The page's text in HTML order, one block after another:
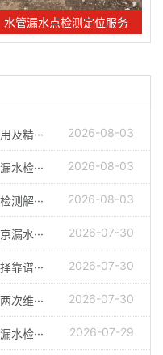
水管漏水点检测定位服务
及精··· 2026-08-03
水检··· 2026-08-03
测解··· 2026-08-03
漏水··· 2026-07-30
靠谱··· 2026-07-30
次维··· 2026-07-30
水检··· 2026-07-29